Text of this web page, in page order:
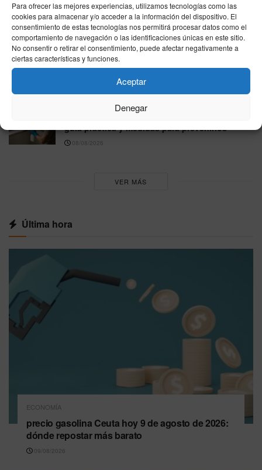
Para ofrecer las mejores experiencias, utilizamos tecnologías como las
cookies para almacenar y/o acceder a la información del dispositivo. El
consentimiento de estas tecnologías nos permitirá procesar datos como el
comportamiento de navegación o las identificaciones únicas en este sitio.
No consentir o retirar el consentimiento, puede afectar negativamente a
ciertas características y funciones.
Aceptar
Denegar
Consejos para dormir mejor según la ciencia:
hábitos que sí funcionan
08/08/2026
Trucos sencillos para que los alimentos duren
más frescos: guía práctica para casa
08/08/2026
Cómo eliminar la humedad y el moho del baño:
guía práctica y medidas para prevenirlos
08/08/2026
VER MÁS
Última hora
ECONOMÍA
precio gasolina Ceuta hoy 9 de agosto de 2026:
dónde repostar más barato
09/08/2026